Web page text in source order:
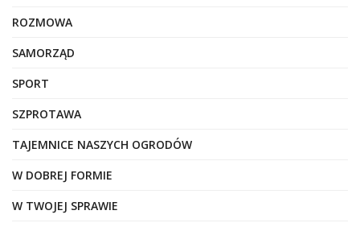
ROZMOWA
SAMORZĄD
SPORT
SZPROTAWA
TAJEMNICE NASZYCH OGRODÓW
W DOBREJ FORMIE
W TWOJEJ SPRAWIE